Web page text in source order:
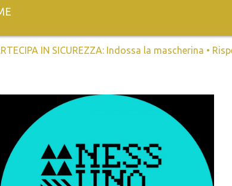
IN SICUREZZA: Indossa la mascherina •